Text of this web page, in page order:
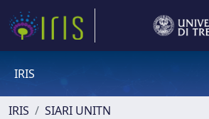
IRIS
IRIS
SIARI UNITN